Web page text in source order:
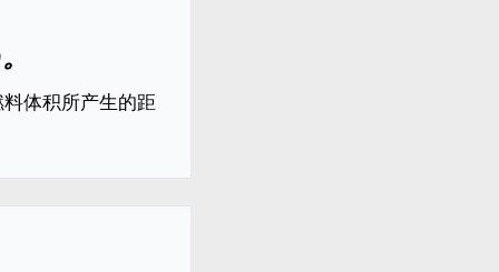
体积所产生的距